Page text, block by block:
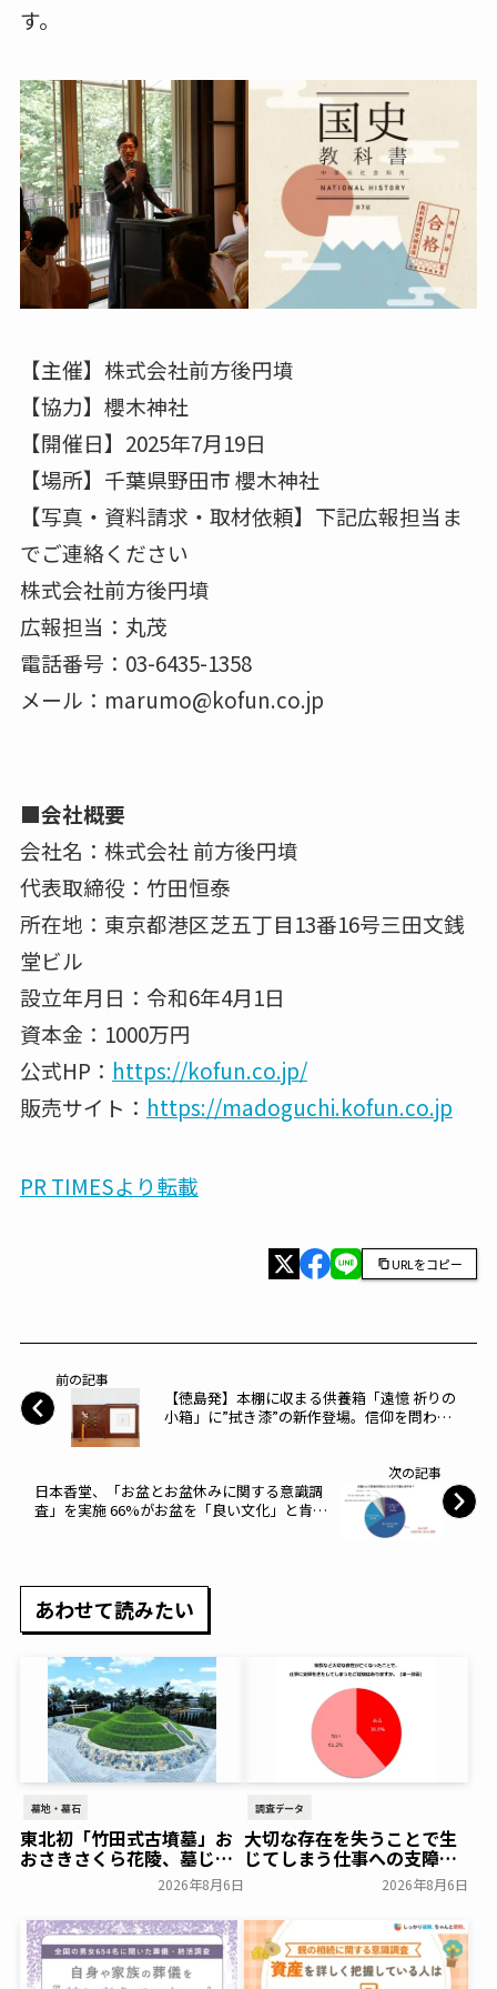
す。
【主催】株式会社前方後円墳
【協力】櫻木神社
【開催日】2025年7月19日
【場所】千葉県野田市 櫻木神社
【写真・資料請求・取材依頼】下記広報担当ま
でご連絡ください
株式会社前方後円墳
広報担当：丸茂
電話番号：03-6435-1358
メール：marumo@kofun.co.jp
■会社概要
会社名：株式会社 前方後円墳
代表取締役：竹田恒泰
所在地：東京都港区芝五丁目13番16号三田文銭
堂ビル
設立年月日：令和6年4月1日
資本金：1000万円
公式HP： https://kofun.co.jp/
販売サイト： https://madoguchi.kofun.co.jp
PR TIMESより転載
URLをコピー
前の記事
【徳島発】本棚に収まる供養箱「遠憶 祈りの
小箱」に”拭き漆”の新作登場。信仰を問わ
次の記事
日本香堂、「お盆とお盆休みに関する意識調
査」を実施 66%がお盆を「良い文化」と肯定
あわせて読みたい
墓地・墓石
東北初「竹田式古墳墓」お
おさきさくら花陵、墓じま
いのご負担を軽減する「墓
じまいアシストプラン」を
開始 ─ 合同永久埋葬（合祀
墓）への改葬がお二人目以
降100,000円（税込）に
【株式会社前方後円墳】～
2026年8月6日
調査データ
大切な存在を失うことで生
じてしまう仕事への支障
「経験がある」38.8％～ビ
ースタイルグループ～
一般公開
2026年8月6日